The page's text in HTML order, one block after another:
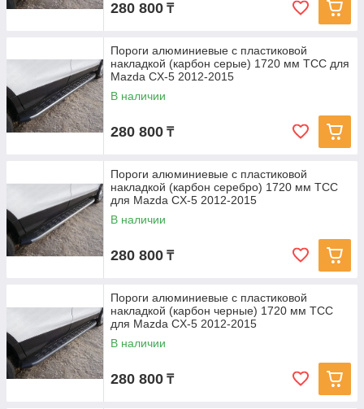
280 800 ₸
Пороги алюминиевые с пластиковой
накладкой (карбон серые) 1720 мм ТСС для
Mazda CX-5 2012-2015
В наличии
280 800 ₸
Пороги алюминиевые с пластиковой
накладкой (карбон серебро) 1720 мм ТСС
для Mazda CX-5 2012-2015
В наличии
280 800 ₸
Пороги алюминиевые с пластиковой
накладкой (карбон черные) 1720 мм ТСС
для Mazda CX-5 2012-2015
В наличии
280 800 ₸